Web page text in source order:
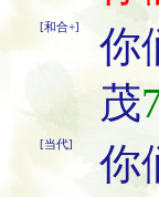
[和合+] 你
茂
[当代] 你